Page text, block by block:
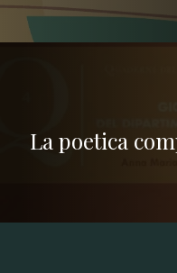
La poetica